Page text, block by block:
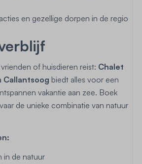
en gezellige dorpen in de regio
of huisdieren reist: Chalet
Callantsoog biedt alles voor een
vakantie aan zee. Boek
de unieke combinatie van natuur
in de natuur